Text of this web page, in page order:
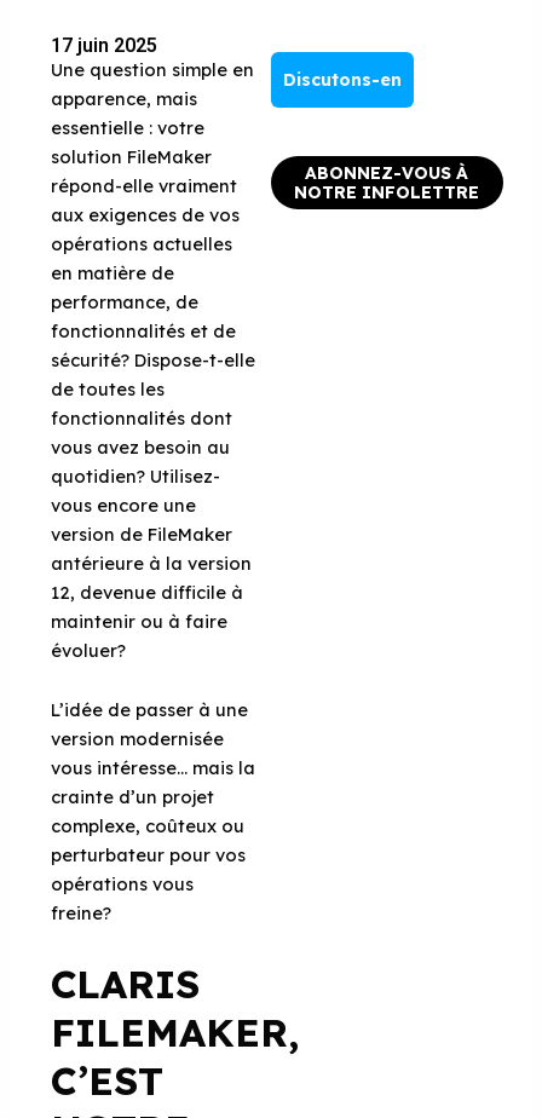
17 juin 2025
Une question simple en
apparence, mais
essentielle : votre
solution FileMaker
répond-elle vraiment
aux exigences de vos
opérations actuelles
en matière de
performance, de
fonctionnalités et de
sécurité? Dispose-t-elle
de toutes les
fonctionnalités dont
vous avez besoin au
quotidien? Utilisez-
vous encore une
version de FileMaker
antérieure à la version
12, devenue difficile à
maintenir ou à faire
évoluer?
L’idée de passer à une
version modernisée
vous intéresse… mais la
crainte d’un projet
complexe, coûteux ou
perturbateur pour vos
opérations vous
freine?
CLARIS
FILEMAKER,
C’EST
Discutons-en
ABONNEZ-VOUS À
NOTRE INFOLETTRE